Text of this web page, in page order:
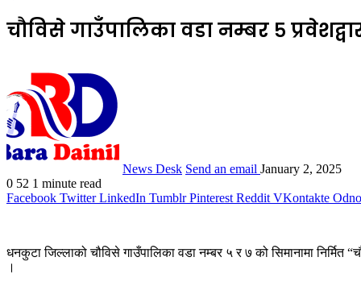
चौविसे गाउँपालिका वडा नम्बर ५
News Desk Send an email January 2, 2025
0 52 1 minute read
Facebook Twitter LinkedIn Tumblr Pinterest Reddit VKontakte
धनकुटा जिल्लाको चौविसे गाउँपालिका वडा नम्बर ५ र ७ को सिमानामा
।